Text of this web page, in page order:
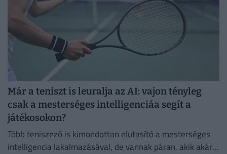
Már a teniszt is leuralja az AI: vajon tényleg
csak a mesterséges intelligenciáa segít a
játékosokon?
Több teniszező is kimondottan elutasító a mesterséges
intelligencia lakalmazásával, de vannak páran, akik akár a